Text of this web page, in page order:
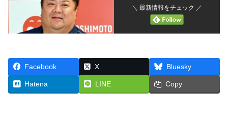
＼ 最新情報をチェック ／
Facebook X Bluesky
Hatena LINE Copy